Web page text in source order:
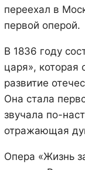
переехал в
первой оперой.
В 1836 году
царя», которая
развитие
Она стала
звучала по-
отражающая
Опера «Жизнь